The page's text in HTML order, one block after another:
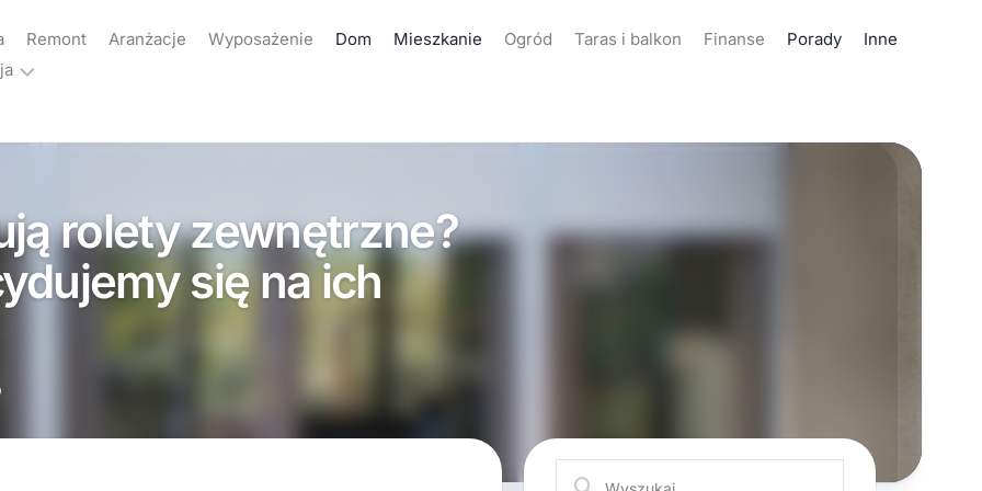
Remont Aranżacje Wyposażenie Dom Mieszkanie Ogród Taras i balkon Finanse Porady
Inne
rolety zewnętrzne?
się na ich